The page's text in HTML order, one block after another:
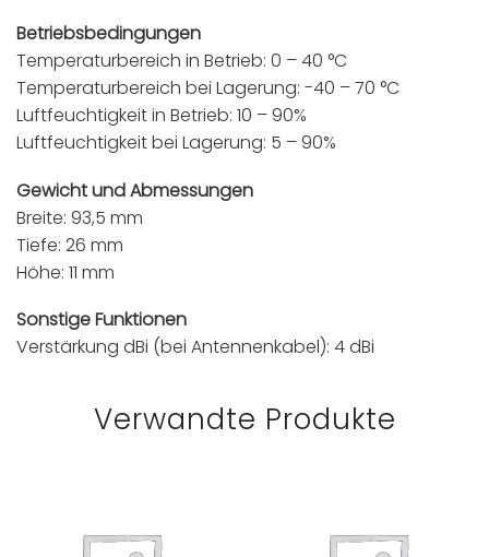
Betriebsbedingungen
Temperaturbereich in Betrieb: 0 – 40 °C
Temperaturbereich bei Lagerung: -40 – 70 °C
Luftfeuchtigkeit in Betrieb: 10 – 90%
Luftfeuchtigkeit bei Lagerung: 5 – 90%
Gewicht und Abmessungen
Breite: 93,5 mm
Tiefe: 26 mm
Höhe: 11 mm
Sonstige Funktionen
Verstärkung dBi (bei Antennenkabel): 4 dBi
Verwandte Produkte